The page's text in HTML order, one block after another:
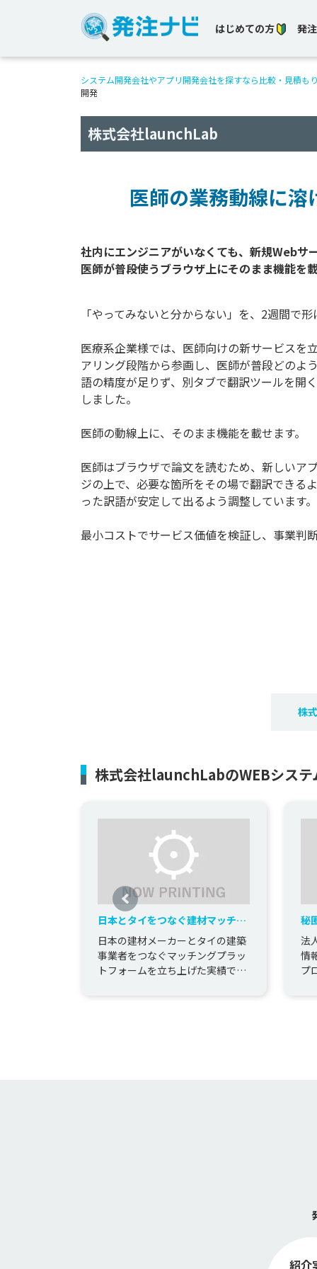
はじめての方 発
システム開発会社やアプリ開発会社を探すなら比較・見積も
開発
株式会社launchLab
医師の業務動線に
社内にエンジニアがいなくても、新規Webサ
「やってみないと分からない」を、2週間で
医療系企業様では、医師向けの新サービスを
アリング段階から参画し、医師が普段どのよ
語の精度が足りず、別タブで翻訳ツールを開
しました。
医師の動線上に、そのまま機能を載せます。
医師はブラウザで論文を読むため、新しいア
ジの上で、必要な箇所をその場で翻訳できる
った訳語が安定して出るよう調整しています。
最小コストでサービス価値を検証し、事業判
株
株式会社launchLabのWEBシステ
日本とタイをつなぐ建材マッチン
グプラットフォームの新規開発
日本の建材メーカーとタイの建築
事業者をつなぐマッチングプラッ
トフォームを立ち上げた実績で
立ち上げから3年、運用保守...
秘
ャ
法
情
プ
情
紹介